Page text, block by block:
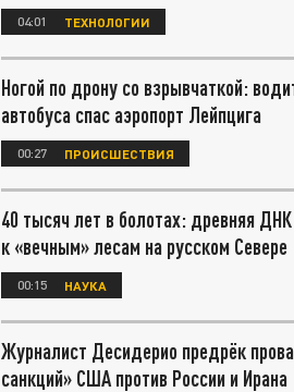
04:01 ТЕХНОЛОГИИ
Ногой по дрону со взрывчаткой:
автобуса спас аэропорт Лейпцига
00:27 ПРОИСШЕСТВИЯ
40 тысяч лет в болотах: древняя
к «вечным» лесам на русском Севере
00:15 НАУКА
Журналист Десидерио предрёк
санкций» США против России и Ирана